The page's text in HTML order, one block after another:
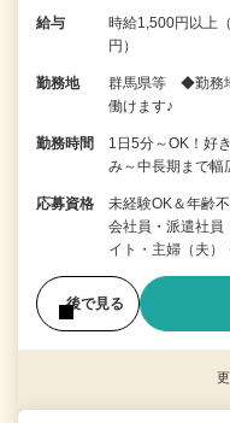
給与
時給1,500円以上
円）
勤務地
群馬県等 ◆勤務
働けます♪
勤務時間
1日5分～OK！好
み～中長期まで
応募資格
未経験OK＆年齢
会社員・派遣社員
イト・主婦（夫
後で見る